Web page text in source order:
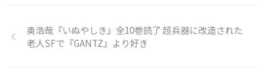
奥浩哉『いぬやしき』全10巻読了 超兵器に改造された
老人SFで『GANTZ』より好き